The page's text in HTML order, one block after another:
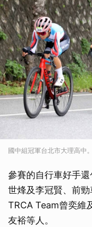
國中組冠軍台北市大理高中
參賽的自行車好手
世烽及李冠賢、前
TRCA Team曾奕維
友裕等人。